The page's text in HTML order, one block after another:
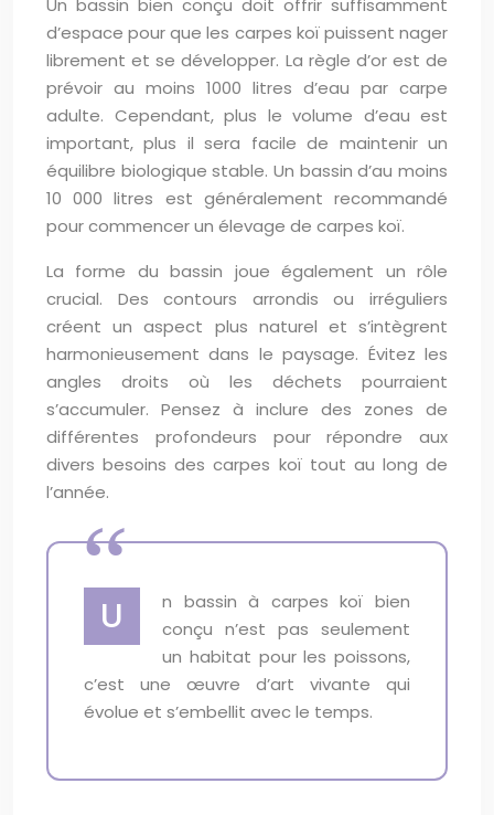
Un bassin bien conçu doit offrir suffisamment
d’espace pour que les carpes koï puissent nager
librement et se développer. La règle d’or est de
prévoir au moins 1000 litres d’eau par carpe
adulte. Cependant, plus le volume d’eau est
important, plus il sera facile de maintenir un
équilibre biologique stable. Un bassin d’au moins
10 000 litres est généralement recommandé
pour commencer un élevage de carpes koï.
La forme du bassin joue également un rôle
crucial. Des contours arrondis ou irréguliers
créent un aspect plus naturel et s’intègrent
harmonieusement dans le paysage. Évitez les
angles droits où les déchets pourraient
s’accumuler. Pensez à inclure des zones de
différentes profondeurs pour répondre aux
divers besoins des carpes koï tout au long de
l’année.
U
n bassin à carpes koï bien
conçu n’est pas seulement
un habitat pour les poissons,
c’est une œuvre d’art vivante qui
évolue et s’embellit avec le temps.